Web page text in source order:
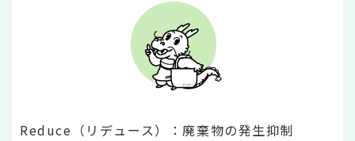
Reduce（リデュース）：廃棄物の発生抑制